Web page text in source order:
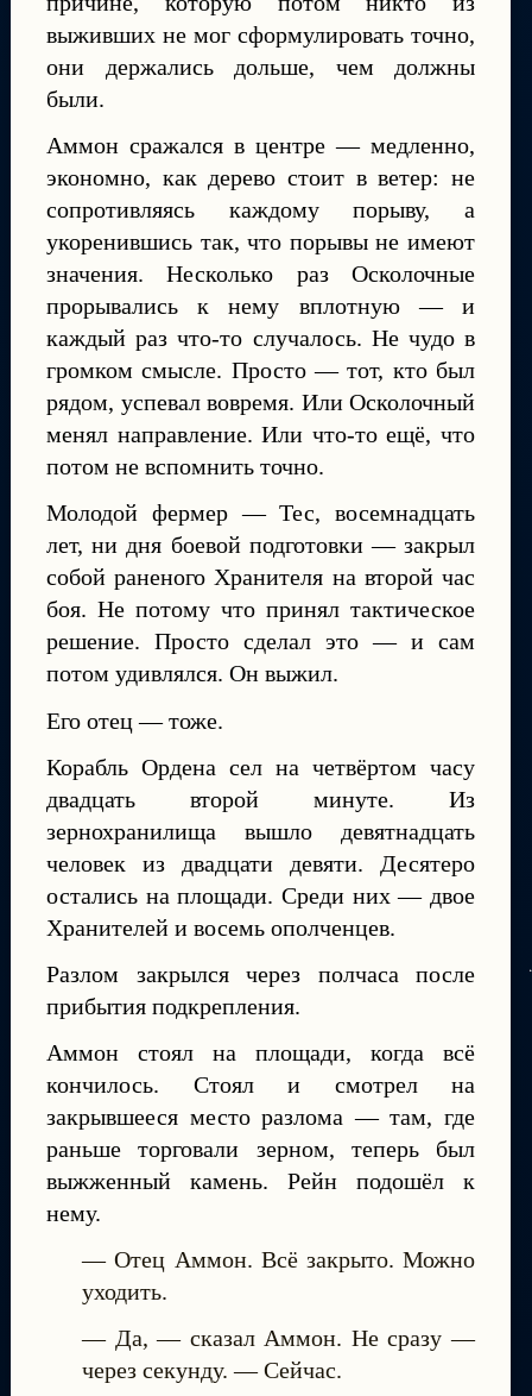
выживших не мог сформулировать точно,
они держались дольше, чем должны
были.
Аммон сражался в центре — медленно,
экономно, как дерево стоит в ветер: не
сопротивляясь каждому порыву, а
укоренившись так, что порывы не имеют
значения. Несколько раз Осколочные
прорывались к нему вплотную — и
каждый раз что-то случалось. Не чудо в
громком смысле. Просто — тот, кто был
рядом, успевал вовремя. Или Осколочный
менял направление. Или что-то ещё, что
потом не вспомнить точно.
Молодой фермер — Тес, восемнадцать
лет, ни дня боевой подготовки — закрыл
собой раненого Хранителя на второй час
боя. Не потому что принял тактическое
решение. Просто сделал это — и сам
потом удивлялся. Он выжил.
Его отец — тоже.
Корабль Ордена сел на четвёртом часу
двадцать второй минуте. Из
зернохранилища вышло девятнадцать
человек из двадцати девяти. Десятеро
остались на площади. Среди них — двое
Хранителей и восемь ополченцев.
Разлом закрылся через полчаса после
прибытия подкрепления.
Аммон стоял на площади, когда всё
кончилось. Стоял и смотрел на
закрывшееся место разлома — там, где
раньше торговали зерном, теперь был
выжженный камень. Рейн подошёл к
нему.
— Отец Аммон. Всё закрыто. Можно
уходить.
— Да, — сказал Аммон. Не сразу —
через секунду. — Сейчас.